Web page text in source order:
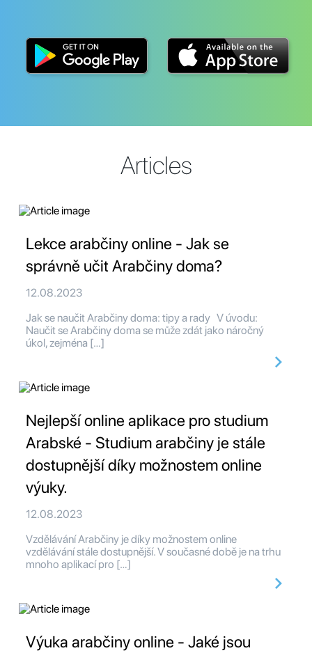
Articles
Lekce arabčiny online - Jak se
správně učit Arabčiny doma?
12.08.2023
Jak se naučit Arabčiny doma: tipy a rady V úvodu:
Naučit se Arabčiny doma se může zdát jako náročný
úkol, zejména […]
Nejlepší online aplikace pro studium
Arabské - Studium arabčiny je stále
dostupnější díky možnostem online
výuky.
12.08.2023
Vzdělávání Arabčiny je díky možnostem online
vzdělávání stále dostupnější. V současné době je na trhu
mnoho aplikací pro […]
Výuka arabčiny online - Jaké jsou